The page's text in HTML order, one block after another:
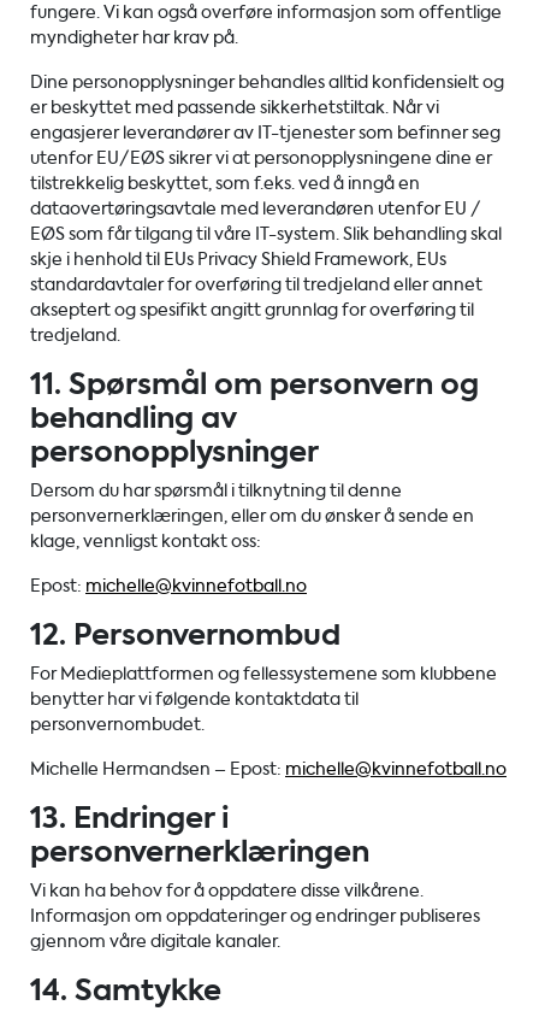
fungere. Vi kan også overføre informasjon som offentlige
myndigheter har krav på.
Dine personopplysninger behandles alltid konfidensielt og
er beskyttet med passende sikkerhetstiltak. Når vi
engasjerer leverandører av IT-tjenester som befinner seg
utenfor EU/EØS sikrer vi at personopplysningene dine er
tilstrekkelig beskyttet, som f.eks. ved å inngå en
dataovertøringsavtale med leverandøren utenfor EU /
EØS som får tilgang til våre IT-system. Slik behandling skal
skje i henhold til EUs Privacy Shield Framework, EUs
standardavtaler for overføring til tredjeland eller annet
akseptert og spesifikt angitt grunnlag for overføring til
tredjeland.
11. Spørsmål om personvern og
behandling av
personopplysninger
Dersom du har spørsmål i tilknytning til denne
personvernerklæringen, eller om du ønsker å sende en
klage, vennligst kontakt oss:
Epost: michelle@kvinnefotball.no
12. Personvernombud
For Medieplattformen og fellessystemene som klubbene
benytter har vi følgende kontaktdata til
personvernombudet.
Michelle Hermandsen – Epost: michelle@kvinnefotball.no
13. Endringer i
personvernerklæringen
Vi kan ha behov for å oppdatere disse vilkårene.
Informasjon om oppdateringer og endringer publiseres
gjennom våre digitale kanaler.
14. Samtykke